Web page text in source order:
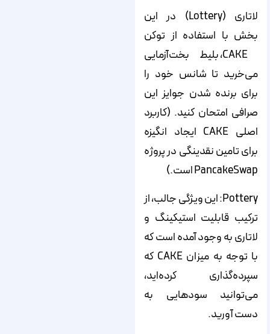
لاتاری (Lottery) در این
بخش با استفاده از توکن
CAKE، بلیط بخت‌آزمایی
می‌خرید تا شانس خود را
برای برنده شدن جوایز این
صرافی امتحان کنید. (کاربرد
اصلی CAKE ایجاد انگیزه
برای تامین نقدینگی در پروژه
PancakeSwap است.)
Pottery: این ویژگی جالب، از
ترکیب قابلیت استیکینگ و
لاتاری به وجود آمده است که
با توجه به میزان CAKE که
سپرده‌گذاری کرده‌اید،‌
می‌توانید سودهایی به
دست آورید.